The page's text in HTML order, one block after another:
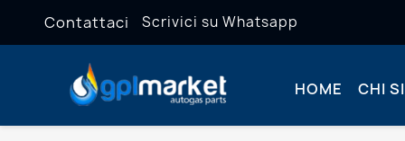
Contattaci Scrivici su Whatsapp
HOME CHI